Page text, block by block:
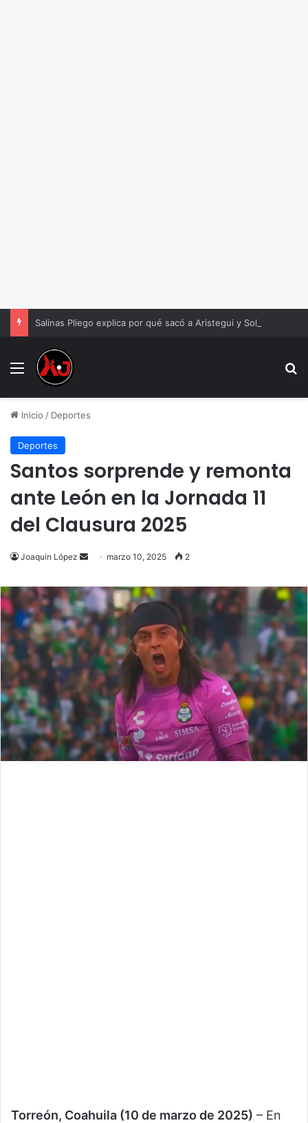
Menu
Inicio / Deportes
Deportes
Santos sorprende y remonta
ante León en la Jornada 11
del Clausura 2025
Joaquín López
Send
email
marzo 10, 2025 2
Torreón, Coahuila (10 de marzo de 2025) – En